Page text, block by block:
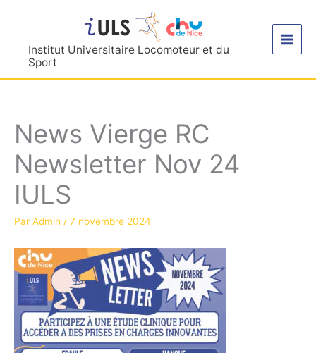
contenuInstitut Universitaire Locomoteur et du
Sport
News Vierge RC
Newsletter Nov 24
IULS
Par Admin / 7 novembre 2024